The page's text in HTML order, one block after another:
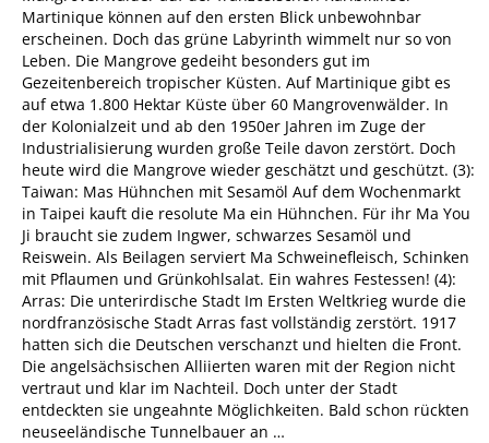
Martinique können auf den ersten Blick unbewohnbar
erscheinen. Doch das grüne Labyrinth wimmelt nur so von
Leben. Die Mangrove gedeiht besonders gut im
Gezeitenbereich tropischer Küsten. Auf Martinique gibt es
auf etwa 1.800 Hektar Küste über 60 Mangrovenwälder. In
der Kolonialzeit und ab den 1950er Jahren im Zuge der
Industrialisierung wurden große Teile davon zerstört. Doch
heute wird die Mangrove wieder geschätzt und geschützt. (3):
Taiwan: Mas Hühnchen mit Sesamöl Auf dem Wochenmarkt
in Taipei kauft die resolute Ma ein Hühnchen. Für ihr Ma You
Ji braucht sie zudem Ingwer, schwarzes Sesamöl und
Reiswein. Als Beilagen serviert Ma Schweinefleisch, Schinken
mit Pflaumen und Grünkohlsalat. Ein wahres Festessen! (4):
Arras: Die unterirdische Stadt Im Ersten Weltkrieg wurde die
nordfranzösische Stadt Arras fast vollständig zerstört. 1917
hatten sich die Deutschen verschanzt und hielten die Front.
Die angelsächsischen Alliierten waren mit der Region nicht
vertraut und klar im Nachteil. Doch unter der Stadt
entdeckten sie ungeahnte Möglichkeiten. Bald schon rückten
neuseeländische Tunnelbauer an …